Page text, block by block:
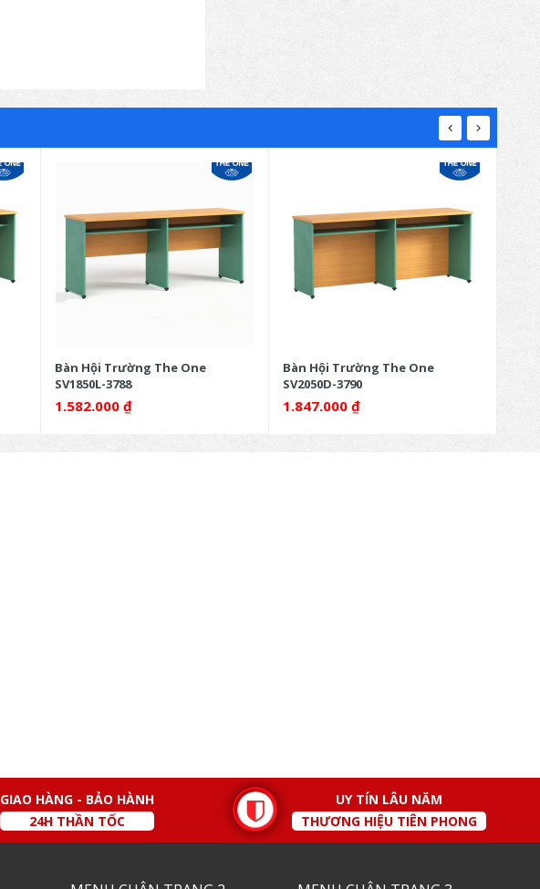
Bàn Hội Trường The One
SV1850L-3788
1.582.000 ₫
Bàn Hội Trường The One
SV2050D-3790
1.847.000 ₫
GIAO HÀNG - BẢO HÀNH
24H THẦN TỐC
UY TÍN LÂU NĂM
THƯƠNG HIỆU TIÊN PHONG